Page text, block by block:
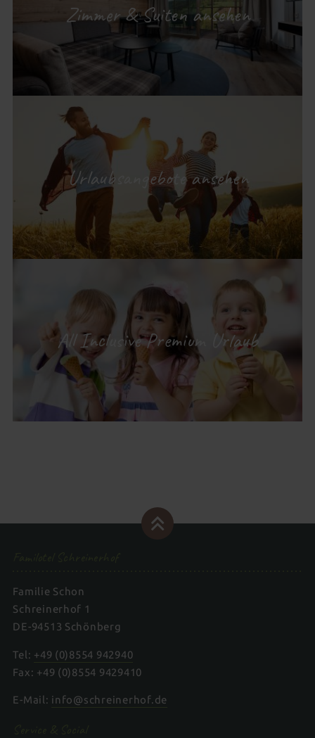
Zimmer & Suiten ansehen
Urlaubsangebote ansehen
All Inclusive Premium Urlaub
Familie Schon
Schreinerhof 1
DE-94513 Schönberg
Tel: +49 (0)8554 942940
Fax: +49 (0)8554 9429410
E-Mail: info@schreinerhof.de